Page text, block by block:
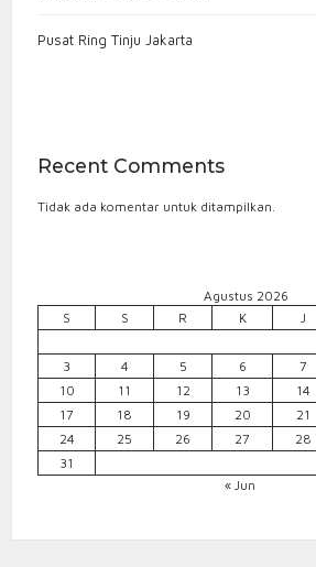
Pusat Ring Tinju Jakarta
Recent Comments
Tidak ada komentar untuk ditampilkan.
Agustus 2026
S
S R K J
3
4 5 6 7
10
11 12 13 14
17
18 19 20 21
24
25 26 27 28
31
« Jun